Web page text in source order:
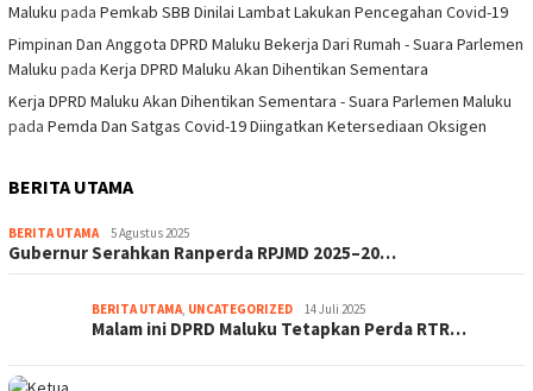
Maluku pada Pemkab SBB Dinilai Lambat Lakukan Pencegahan Covid-19
Pimpinan Dan Anggota DPRD Maluku Bekerja Dari Rumah - Suara Parlemen
Maluku pada Kerja DPRD Maluku Akan Dihentikan Sementara
Kerja DPRD Maluku Akan Dihentikan Sementara - Suara Parlemen Maluku
pada Pemda Dan Satgas Covid-19 Diingatkan Ketersediaan Oksigen
BERITA UTAMA
BERITA UTAMA 5 Agustus 2025
Gubernur Serahkan Ranperda RPJMD 2025–20…
BERITA UTAMA, UNCATEGORIZED 14 Juli 2025
Malam ini DPRD Maluku Tetapkan Perda RTR…